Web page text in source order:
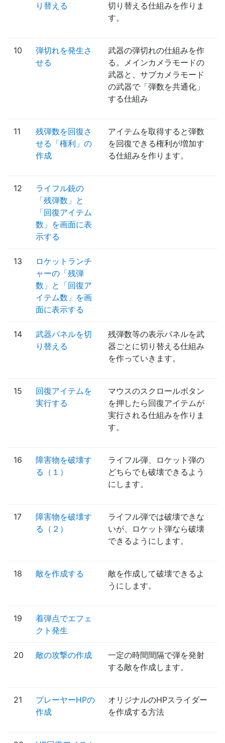
り替える
切り替える仕組みを作りま
す。
10
弾切れを発生さ
せる
武器の弾切れの仕組みを作
る。メインカメラモードの
武器と、サブカメラモード
の武器で「弾数を共通化」
する仕組み
11
残弾数を回復さ
せる「権利」の
作成
アイテムを取得すると弾数
を回復できる権利が増加す
る仕組みを作ります。
12
ライフル銃の
「残弾数」と
「回復アイテム
数」を画面に表
示する
13
ロケットランチ
ャーの「残弾
数」と「回復ア
イテム数」を画
面に表示する
14
武器パネルを切
り替える
残弾数等の表示パネルを武
器ごとに切り替える仕組み
を作っていきます。
15
回復アイテムを
実行する
マウスのスクロールボタン
を押したら回復アイテムが
実行される仕組みを作りま
す。
16
障害物を破壊す
る（１）
ライフル弾、ロケット弾の
どちらでも破壊できるよう
にします。
17
障害物を破壊す
る（２）
ライフル弾では破壊できな
いが、ロケット弾なら破壊
できるようにします。
18 敵を作成する
敵を作成して破壊できるよ
うにします。
19
着弾点でエフェ
クト発生
20 敵の攻撃の作成
一定の時間間隔で弾を発射
する敵を作成します。
21
プレーヤーHPの
作成
オリジナルのHPスライダー
を作成する方法